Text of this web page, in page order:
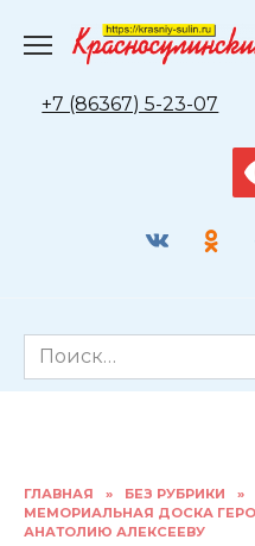
содержанию
+7 (86367) 5-23-07
Search
for:
ГЛАВНАЯ » БЕЗ РУБРИКИ »
МЕМОРИАЛЬНАЯ ДОСКА
АНАТОЛИЮ АЛЕКСЕЕВУ